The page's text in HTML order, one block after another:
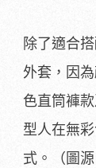
除了適合
外套，因
色直筒褲
型人在無
式。（圖源